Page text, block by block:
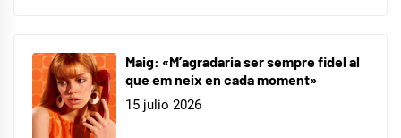
Maig: «M’agradaria ser sempre fidel al
que em neix en cada moment»
15 julio 2026